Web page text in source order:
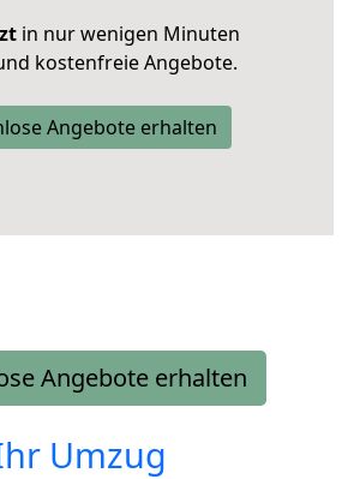
in nur wenigen Minuten
kostenfreie Angebote.
Angebote erhalten
Angebote erhalten
Umzug